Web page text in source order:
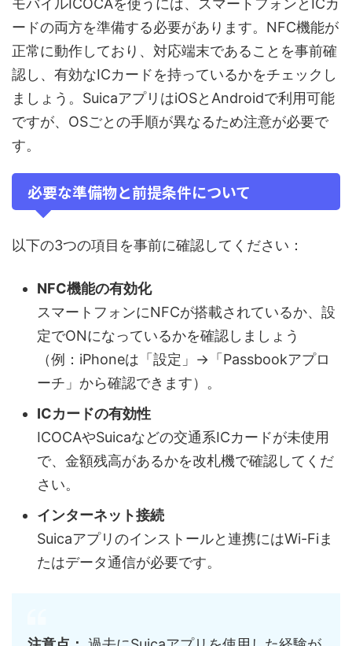
モバイルICOCAを使うには、スマートフォンとICカ
ードの両方を準備する必要があります。NFC機能が
正常に動作しており、対応端末であることを事前確
認し、有効なICカードを持っているかをチェックし
ましょう。SuicaアプリはiOSとAndroidで利用可能
ですが、OSごとの手順が異なるため注意が必要で
す。
必要な準備物と前提条件について
以下の3つの項目を事前に確認してください：
NFC機能の有効化
スマートフォンにNFCが搭載されているか、設
定でONになっているかを確認しましょう
（例：iPhoneは「設定」→「Passbookアプロ
ーチ」から確認できます）。
ICカードの有効性
ICOCAやSuicaなどの交通系ICカードが未使用
で、金額残高があるかを改札機で確認してくだ
さい。
インターネット接続
Suicaアプリのインストールと連携にはWi-Fiま
たはデータ通信が必要です。